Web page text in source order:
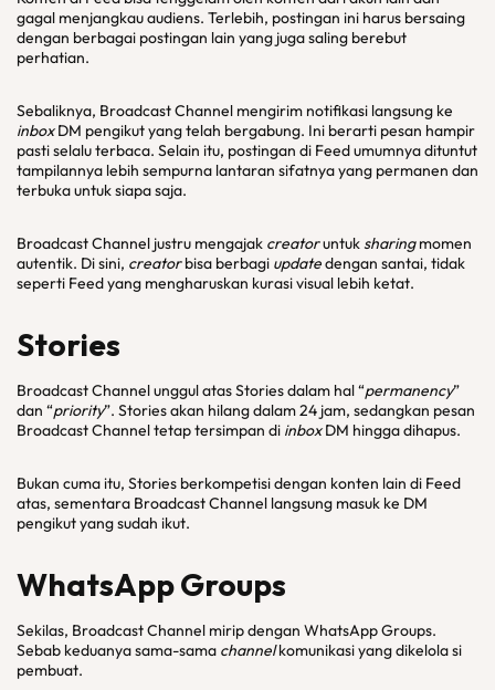
gagal menjangkau audiens. Terlebih, postingan ini harus bersaing
dengan berbagai postingan lain yang juga saling berebut
perhatian.
Sebaliknya, Broadcast Channel mengirim notifikasi langsung ke
inboxDM pengikut yang telah bergabung. Ini berarti pesan hampir
pasti selalu terbaca. Selain itu, postingan di Feed umumnya dituntut
tampilannya lebih sempurna lantaran sifatnya yang permanen dan
terbuka untuk siapa saja.
Broadcast Channel justru mengajak creatoruntuk sharingmomen
autentik. Di sini, creatorbisa berbagi updatedengan santai, tidak
seperti Feed yang mengharuskan kurasi visual lebih ketat.
Stories
Broadcast Channel unggul atas Stories dalam hal “permanency”
dan “priority”. Stories akan hilang dalam 24 jam, sedangkan pesan
Broadcast Channel tetap tersimpan di inboxDM hingga dihapus.
Bukan cuma itu, Stories berkompetisi dengan konten lain di Feed
atas, sementara Broadcast Channel langsung masuk ke DM
pengikut yang sudah ikut.
WhatsApp Groups
Sekilas, Broadcast Channel mirip dengan WhatsApp Groups.
Sebab keduanya sama-sama channelkomunikasi yang dikelola si
pembuat.